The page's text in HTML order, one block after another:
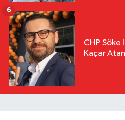
CHP Söke
Kaçar
6